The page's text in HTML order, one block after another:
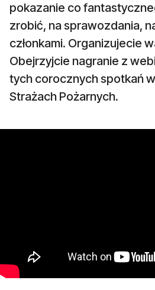
pokazanie co
zrobić, na sprawozdania,
członkami. Organizujecie
Obejrzyjcie nagranie z
tych corocznych spotkań
Strażach Pożarnych.